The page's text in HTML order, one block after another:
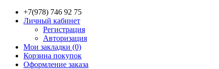
+7(978) 746 92 75
Личный кабинет
Регистрация
Авторизация
Мои закладки (0)
Корзина покупок
Оформление заказа